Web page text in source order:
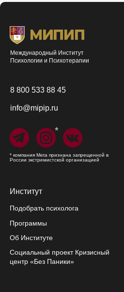
Международный Институт
Психологии и Психотерапии
Об Институте
8 800 533 88 45
info@mipip.ru
Подобрать психолога
Институт
Программы
Социальный проект Кризисный
центр «Без Паники»
*
* компания Meta признана запрещенной в
России экстремистской организацией